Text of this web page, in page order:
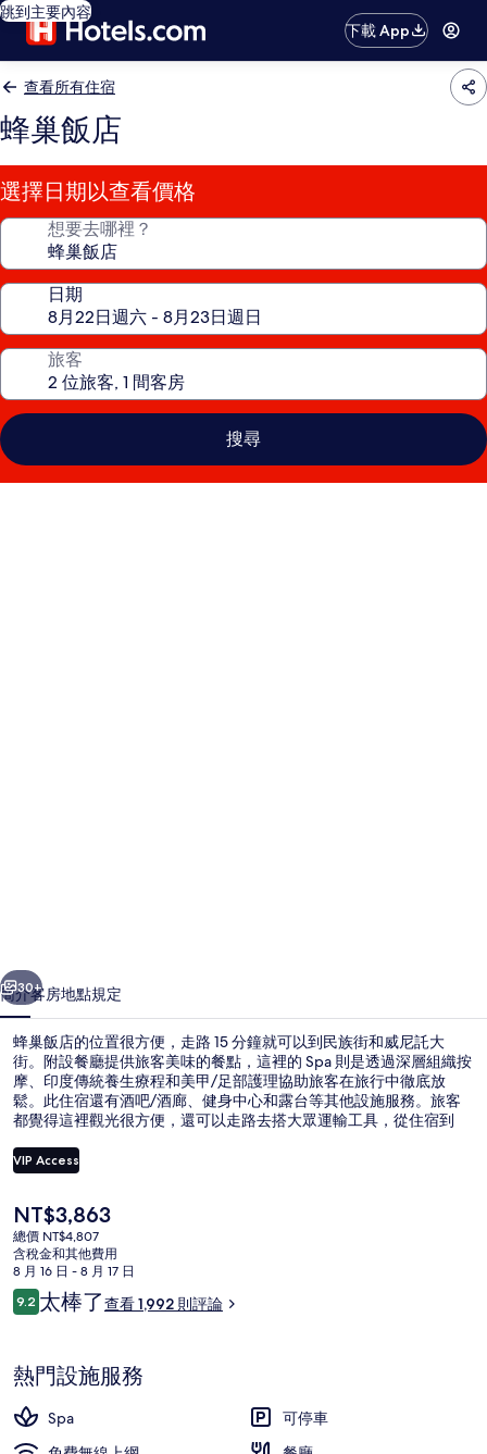
跳到主要內容
下載 App
查看所有住宿
蜂巢飯店
選擇日期以查看價格
想要去哪裡？
日期
旅客
搜尋
集
個 下一個
30+
簡介客房地點規定
蜂巢飯店的位置很方便，走路 15 分鐘就可以到民族街和威尼託大
街。附設餐廳提供旅客美味的餐點，這裡的 Spa 則是透過深層組織按
摩、印度傳統養生療程和美甲/足部護理協助旅客在旅行中徹底放
鬆。此住宿還有酒吧/酒廊、健身中心和露台等其他設施服務。旅客
都覺得這裡觀光很方便，還可以走路去搭大眾運輸工具，從住宿到
VIP Access
目
前
的
價
格
是
NT$3,863
總價 NT$4,807
含稅金和其他費用
8 月 16 日 - 8 月 17 日
評
論
9.29.2 分，滿分 10 分，
太棒了查看 1,992 則評論
熱門設施服務
Spa
可停車